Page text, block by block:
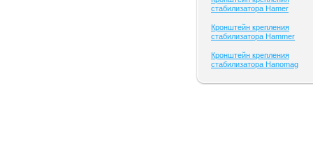
стабилизатора Hamer
Кронштейн крепления
стабилизатора Hammer
Кронштейн крепления
стабилизатора Hanomag